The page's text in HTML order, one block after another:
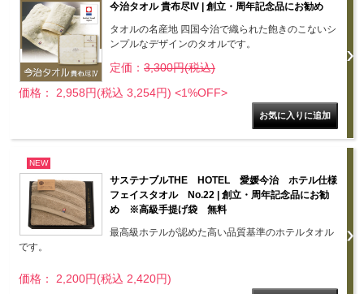
今治タオル 貴布尽IV | 創立・周年記念品にお勧め
タオルの名産地 四国今治で織られた飽きのこないシ
ンプルなデザインのタオルです。
定価： 3,300円(税込)
価格： 2,958円(税込 3,254円) <1%OFF>
NEW
サステナブルTHE HOTEL 愛媛今治 ホテル仕様
フェイスタオル No.22 | 創立・周年記念品にお勧
め ※高級手提げ袋 無料
最高級ホテルが認めた高い品質基準のホテルタオル
です。
価格： 2,200円(税込 2,420円)